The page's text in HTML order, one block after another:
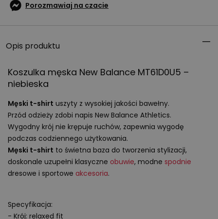
Porozmawiaj na czacie
Opis produktu
Koszulka męska New Balance MT61D0U5 –
niebieska
Męski t-shirt uszyty z wysokiej jakości bawełny.
Przód odzieży zdobi napis New Balance Athletics.
Wygodny krój nie krępuje ruchów, zapewnia wygodę
podczas codziennego użytkowania.
Męski t-shirt to świetna baza do tworzenia stylizacji,
doskonale uzupełni klasyczne obuwie, modne spodnie
dresowe i sportowe akcesoria.
Specyfikacja:
- Krój: relaxed fit